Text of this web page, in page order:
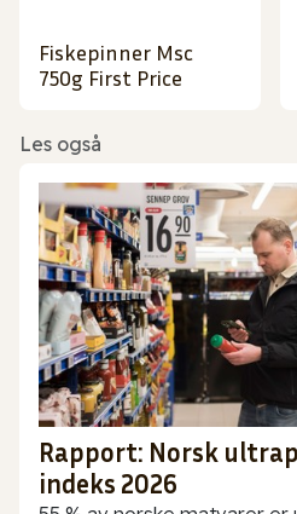
Fiskepinner Msc
750g First Price
Les også
Rapport: Norsk
indeks 2026